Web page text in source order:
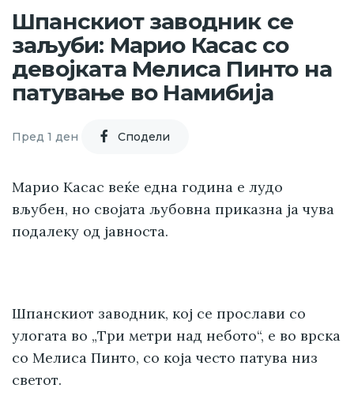
Шпанскиот заводник се
заљуби: Марио Касас со
девојката Мелиса Пинто на
патување во Намибија
Пред 1 ден Cподели
Марио Касас веќе една година е лудо
вљубен, но својата љубовна приказна ја чува
подалеку од јавноста.
Шпанскиот заводник, кој се прослави со
улогата во „Три метри над небото“, е во врска
со Мелиса Пинто, со која често патува низ
светот.